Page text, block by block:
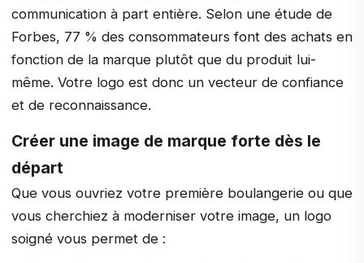
communication à part entière. Selon une étude de
Forbes, 77 % des consommateurs font des achats en
fonction de la marque plutôt que du produit lui-
même. Votre logo est donc un vecteur de confiance
et de reconnaissance.
Créer une image de marque forte dès le
départ
Que vous ouvriez votre première boulangerie ou que
vous cherchiez à moderniser votre image, un logo
soigné vous permet de :